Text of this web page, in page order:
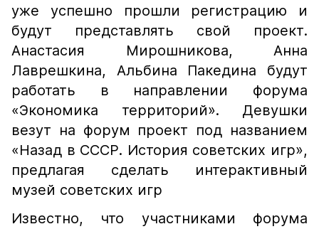
уже успешно прошли регистрацию и
будут представлять свой проект.
Анастасия Мирошникова, Анна
Лаврешкина, Альбина Пакедина будут
работать в направлении форума
«Экономика территорий». Девушки
везут на форум проект под названием
«Назад в СССР. История советских игр»,
предлагая сделать интерактивный
музей советских игр
Известно, что участниками форума